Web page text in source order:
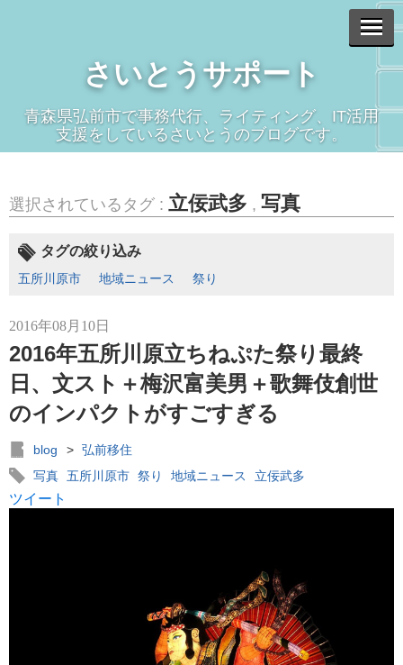
さいとうサポート
青森県弘前市で事務代行、ライティング、IT活用
支援をしているさいとうのブログです。
選択されているタグ : 立佞武多 , 写真
タグの絞り込み
五所川原市 地域ニュース 祭り
2016年08月10日
2016年五所川原立ちねぷた祭り最終
日、文スト＋梅沢富美男＋歌舞伎創世
のインパクトがすごすぎる
blog > 弘前移住
写真 五所川原市 祭り 地域ニュース 立佞武多
ツイート